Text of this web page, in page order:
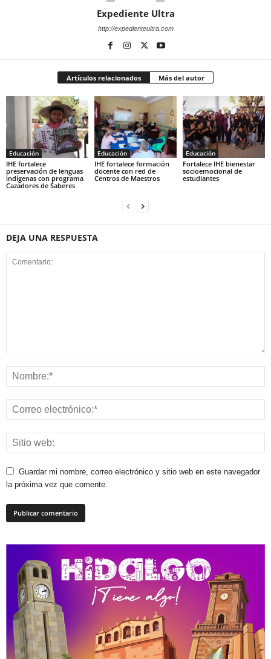
Expediente Ultra
http://expedienteultra.com
Artículos relacionados Más del autor
Educación
IHE fortalece
preservación de lenguas
indígenas con programa
Cazadores de Saberes
Educación
IHE fortalece formación
docente con red de
Centros de Maestros
Educación
Fortalece IHE bienestar
socioemocional de
estudiantes
DEJA UNA RESPUESTA
Guardar mi nombre, correo electrónico y sitio web en este navegador
la próxima vez que comente.